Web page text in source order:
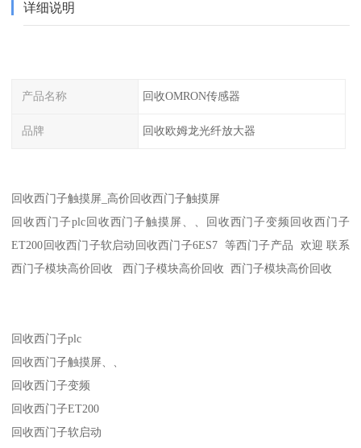
详细说明
产品名称 回收OMRON传感器
品牌 回收欧姆龙光纤放大器
回收西门子触摸屏_高价回收西门子触摸屏
回收西门子plc回收西门子触摸屏、、回收西门子变频回收西门子
ET200回收西门子软启动回收西门子6ES7 等西门子产品 欢迎 联系
西门子模块高价回收 西门子模块高价回收 西门子模块高价回收
回收西门子plc
回收西门子触摸屏、、
回收西门子变频
回收西门子ET200
回收西门子软启动